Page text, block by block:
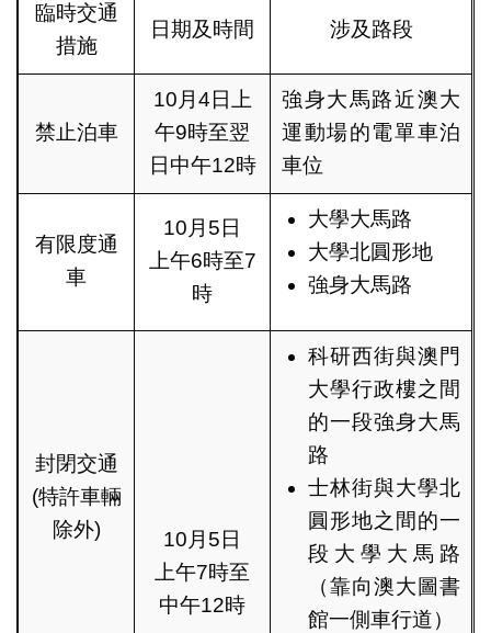
臨時交通
措施
日期及時間 涉及路段
禁止泊車
10月4日上
午9時至翌
日中午12時
強身大馬路近澳大
運動場的電單車泊
車位
有限度通
車
10月5日
上午6時至7
時
大學大馬路
大學北圓形地
強身大馬路
封閉交通
(特許車輛
除外)
10月5日
上午7時至
中午12時
科研西街與澳門
大學行政樓之間
的一段強身大馬
路
士林街與大學北
圓形地之間的一
段大學大馬路
（靠向澳大圖書
館一側車行道）